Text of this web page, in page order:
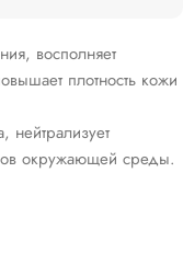
восполняет
плотность кожи
нейтрализует
окружающей среды.